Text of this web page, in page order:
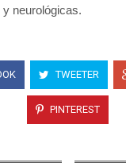
neurológicas.
TWEETER
PINTEREST